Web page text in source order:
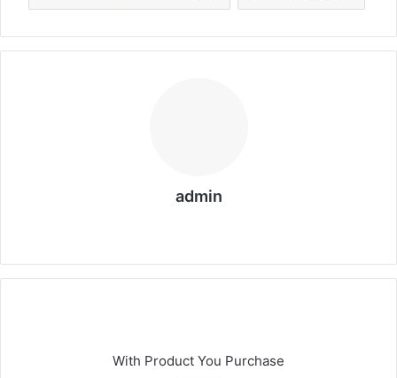
admin
eit
With Product You Purchase